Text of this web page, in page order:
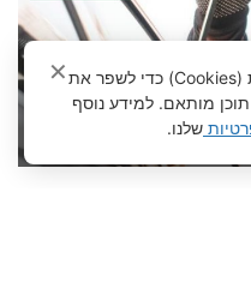
הרכב בחריש
אנו משתמשים בעוגיות (Cookies) כדי לשפר את
תוכן מותאם. למידע נוסף
שלנו.
✕